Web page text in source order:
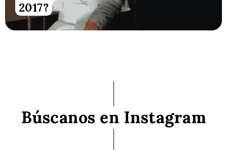
2017?
Búscanos en Instagram